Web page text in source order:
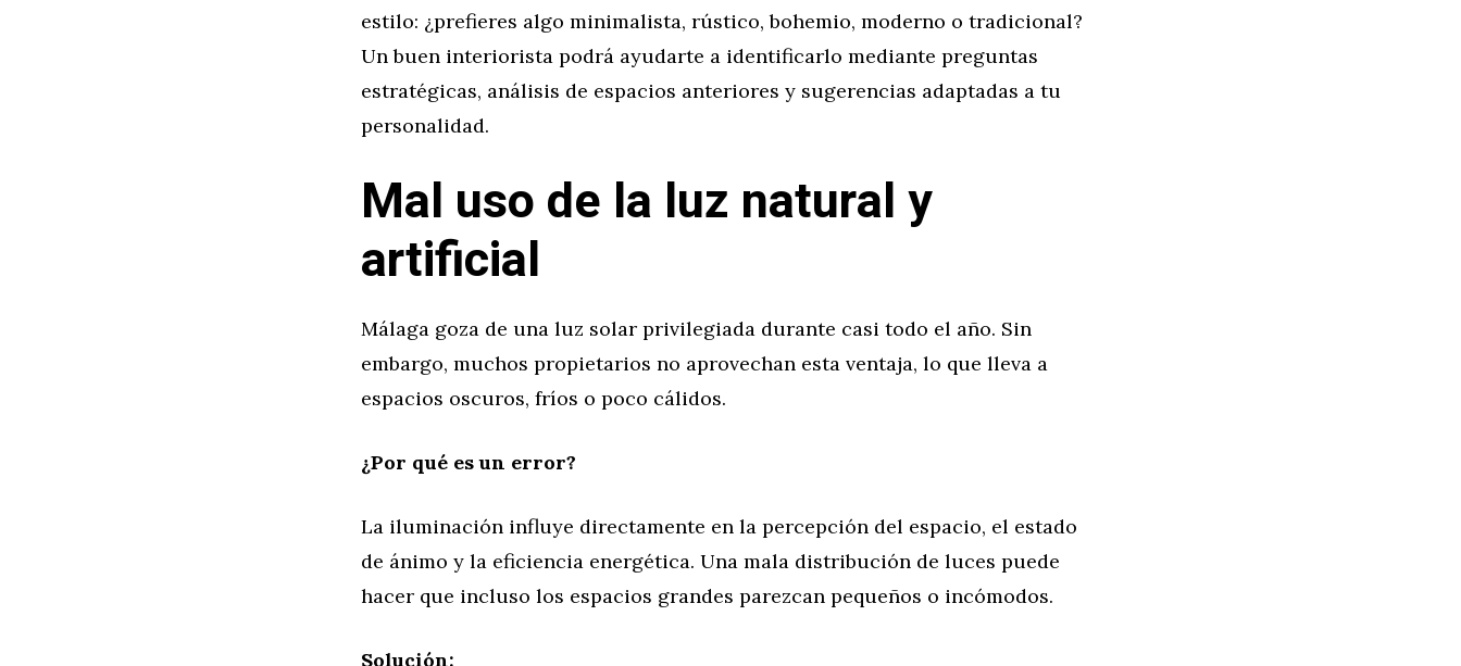
estilo: ¿prefieres algo minimalista, rústico, bohemio, moderno o tradicional?
Un buen interiorista podrá ayudarte a identificarlo mediante preguntas
estratégicas, análisis de espacios anteriores y sugerencias adaptadas a tu
personalidad.
Mal uso de la luz natural y
artificial
Málaga goza de una luz solar privilegiada durante casi todo el año. Sin
embargo, muchos propietarios no aprovechan esta ventaja, lo que lleva a
espacios oscuros, fríos o poco cálidos.
¿Por qué es un error?
La iluminación influye directamente en la percepción del espacio, el estado
de ánimo y la eficiencia energética. Una mala distribución de luces puede
hacer que incluso los espacios grandes parezcan pequeños o incómodos.
Solución: